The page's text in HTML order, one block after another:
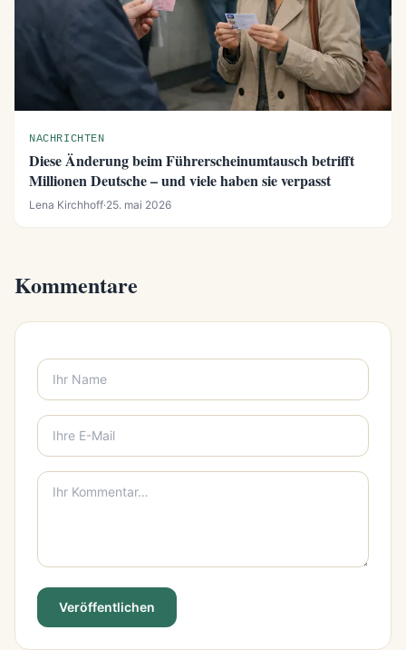
NACHRICHTEN
Diese Änderung beim Führerscheinumtausch betrifft
Millionen Deutsche – und viele haben sie verpasst
Lena Kirchhoff·25. mai 2026
Kommentare
Veröffentlichen